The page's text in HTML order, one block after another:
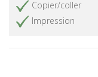
Copier/coller
Impression